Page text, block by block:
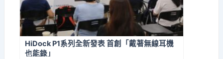
HiDock P1系列全新發表 首創「戴著無線耳機
也能錄」